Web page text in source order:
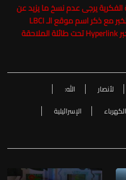
يرجى عدم نسخ ما يزيد عن
20 في المئة من مضمون الخبر مع ذكر اسم موقع الـ LBCI
الالكتروني وارفاقه برابط الخبر Hyperlink تحت طائلة الملاحقة
لأنصار
الله:
الكهرباء
الإسرائيلية